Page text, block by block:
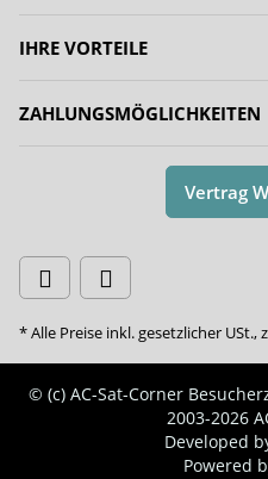
IHRE VORTEILE
ZAHLUNGSMÖGLICHKEITEN
Vertrag
* Alle Preise inkl. gesetzlicher USt.,
© (c) AC-Sat-Corner
2003-2026
Developed
Powered